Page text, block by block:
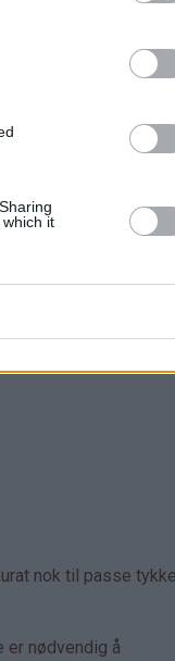
it
nok til passe tykke
er nødvendig å